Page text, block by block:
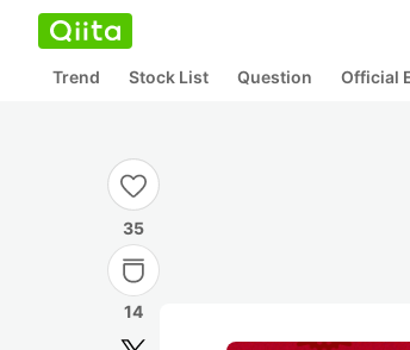
Trend Stock List Question Official
35
14